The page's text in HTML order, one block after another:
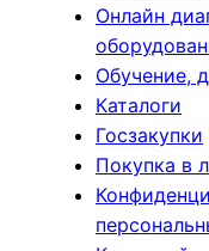
Онлайн
Обучение,
Каталоги
Госзакупки
Покупка в